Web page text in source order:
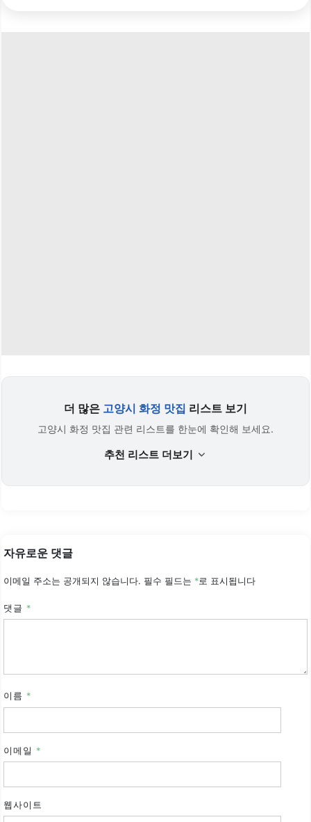
더 많은 고양시 화정 맛집 리스트 보기
고양시 화정 맛집 관련 리스트를 한눈에 확인해 보세요.
추천 리스트 더보기
자유로운 댓글
이메일 주소는 공개되지 않습니다. 필수 필드는 *로 표시됩니다
댓글 *
이름 *
이메일 *
웹사이트